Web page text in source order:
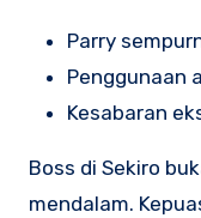
Parry
Kesabaran
Boss di Sekiro
mendalam.